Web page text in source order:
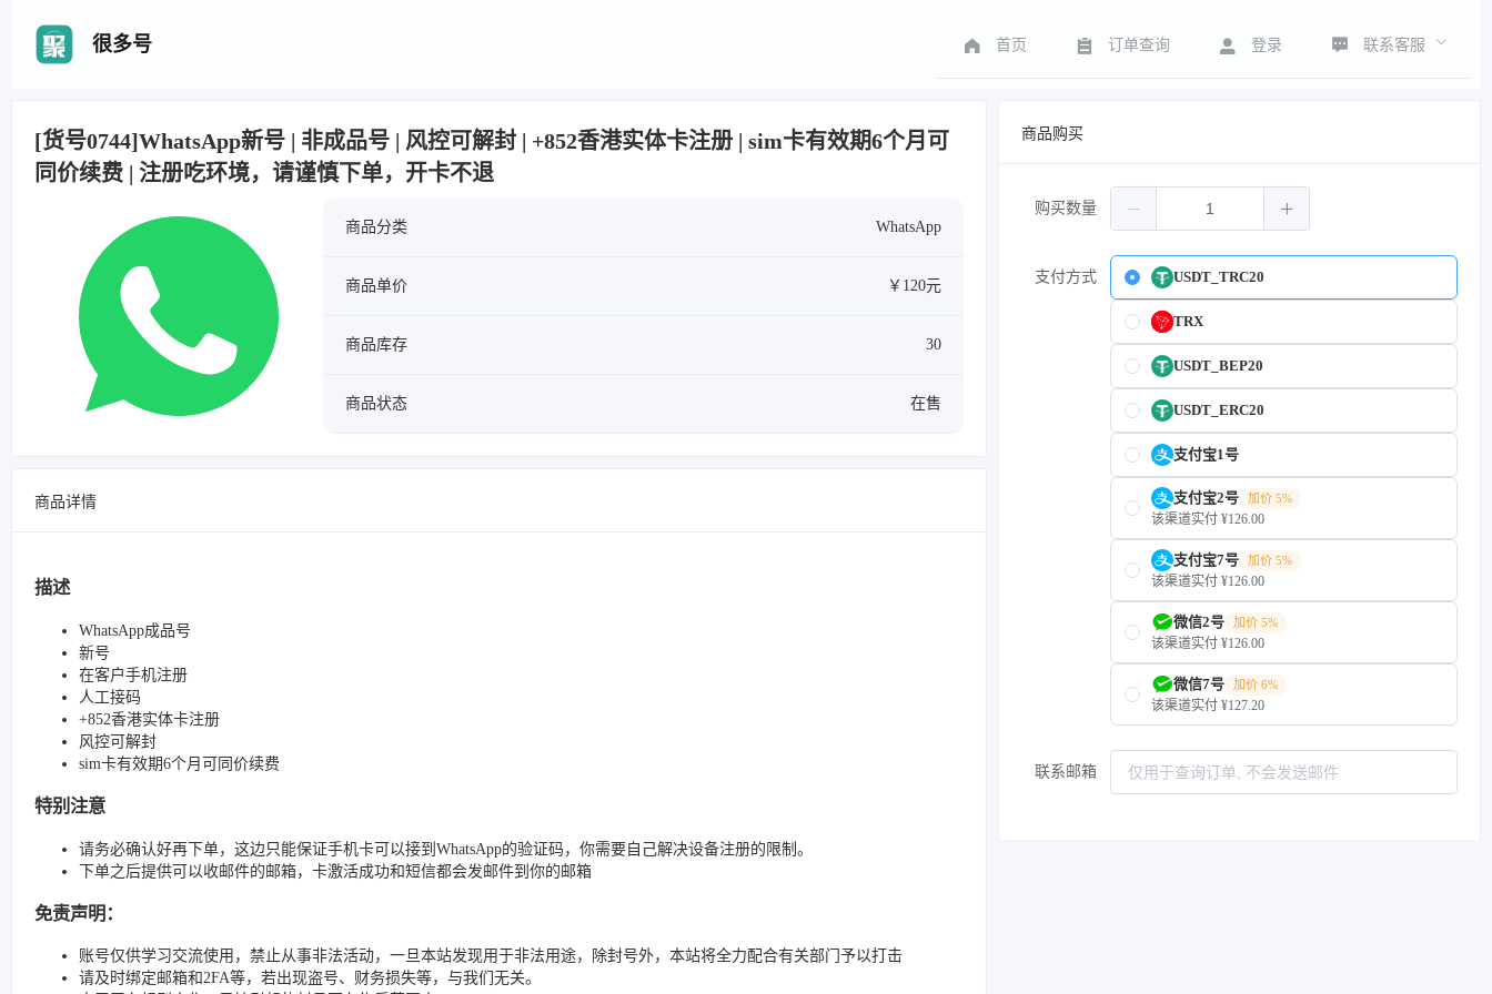
很多号 首页 订单查询 登录 联系客服
[货号0744]WhatsApp新号 | 非成品号 | 风控可解封 | +852香港实体卡注册 | sim卡有效期6个月可
同价续费 | 注册吃环境，请谨慎下单，开卡不退
商品分类 WhatsApp
商品单价 ￥120元
商品库存 30
商品状态 在售
商品详情
描述
WhatsApp成品号
新号
在客户手机注册
人工接码
+852香港实体卡注册
风控可解封
sim卡有效期6个月可同价续费
特别注意
请务必确认好再下单，这边只能保证手机卡可以接到WhatsApp的验证码，你需要自己解决设备注册的限制。
下单之后提供可以收邮件的邮箱，卡激活成功和短信都会发邮件到你的邮箱
免责声明：
账号仅供学习交流使用，禁止从事非法活动，一旦本站发现用于非法用途，除封号外，本站将全力配合有关部门予以打击
请及时绑定邮箱和2FA等，若出现盗号、财务损失等，与我们无关。
商品购买
购买数量
支付方式 USDT_TRC20
TRX
USDT_BEP20
USDT_ERC20
支付宝1号
支付宝2号 加价 5%
该渠道实付 ¥126.00
支付宝7号 加价 5%
该渠道实付 ¥126.00
微信2号 加价 5%
该渠道实付 ¥126.00
微信7号 加价 6%
该渠道实付 ¥127.20
联系邮箱